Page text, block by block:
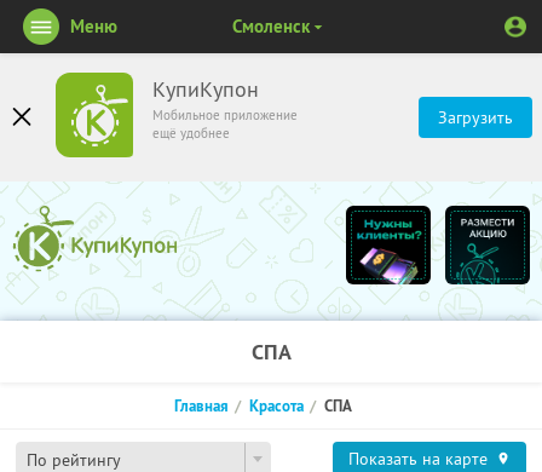
КупиКупон
Мобильное приложение
ещё удобнее
Загрузить
Меню Смоленск
СПА
По рейтингу
Главная Красота СПА
Показать на карте